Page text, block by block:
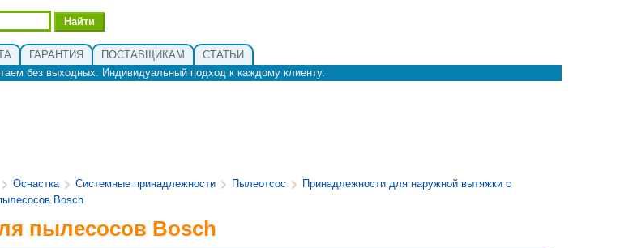
ГАРАНТИЯ ПОСТАВЩИКАМ
СТАТЬИ
без выходных. Индивидуальный подход к каждому клиенту.
Оснастка Системные принадлежности Пылеотсос
Принадлежности для наружной вытяжки с
Bosch
пылесосов Bosch